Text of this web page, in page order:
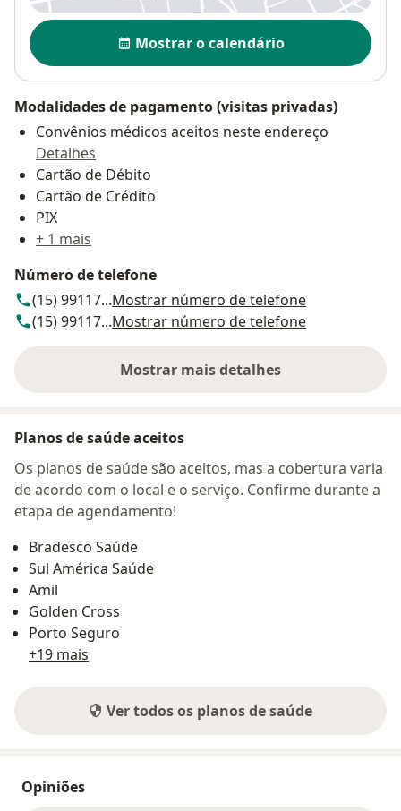
Disponibilidade
Mostrar o calendário
Modalidades de pagamento (visitas privadas)
Convênios médicos aceitos neste endereço
Detalhes
Cartão de Débito
Cartão de Crédito
PIX
+ 1 mais
Número de telefone
(15) 99117...Mostrar número de telefone
(15) 99117...Mostrar número de telefone
Mostrar mais detalhes
sobre o endereço
Planos de saúde aceitos
Os planos de saúde são aceitos, mas a cobertura varia
de acordo com o local e o serviço. Confirme durante a
etapa de agendamento!
Bradesco Saúde
Sul América Saúde
Amil
Golden Cross
Porto Seguro
+19 mais
Ver todos os planos de saúde
Opiniões